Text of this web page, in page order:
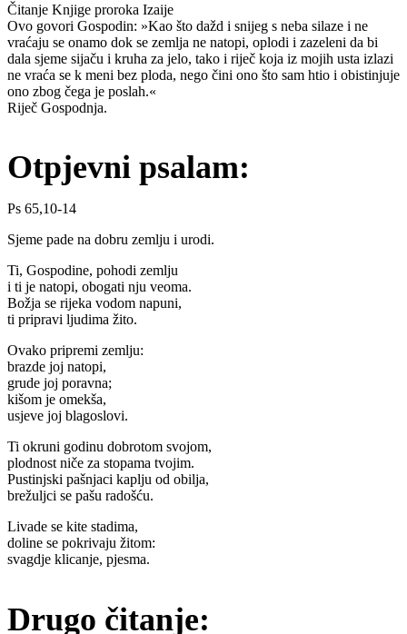
Čitanje Knjige proroka Izaije
Ovo govori Gospodin: »Kao što dažd i snijeg s neba silaze i ne
vraćaju se onamo dok se zemlja ne natopi, oplodi i zazeleni da bi
dala sjeme sijaču i kruha za jelo, tako i riječ koja iz mojih usta izlazi
ne vraća se k meni bez ploda, nego čini ono što sam htio i obistinjuje
ono zbog čega je poslah.«
Riječ Gospodnja.
Otpjevni psalam:
Ps 65,10-14
Sjeme pade na dobru zemlju i urodi.
Ti, Gospodine, pohodi zemlju
i ti je natopi, obogati nju veoma.
Božja se rijeka vodom napuni,
ti pripravi ljudima žito.
Ovako pripremi zemlju:
brazde joj natopi,
grude joj poravna;
kišom je omekša,
usjeve joj blagoslovi.
Ti okruni godinu dobrotom svojom,
plodnost niče za stopama tvojim.
Pustinjski pašnjaci kaplju od obilja,
brežuljci se pašu radošću.
Livade se kite stadima,
doline se pokrivaju žitom:
svagdje klicanje, pjesma.
Drugo čitanje: